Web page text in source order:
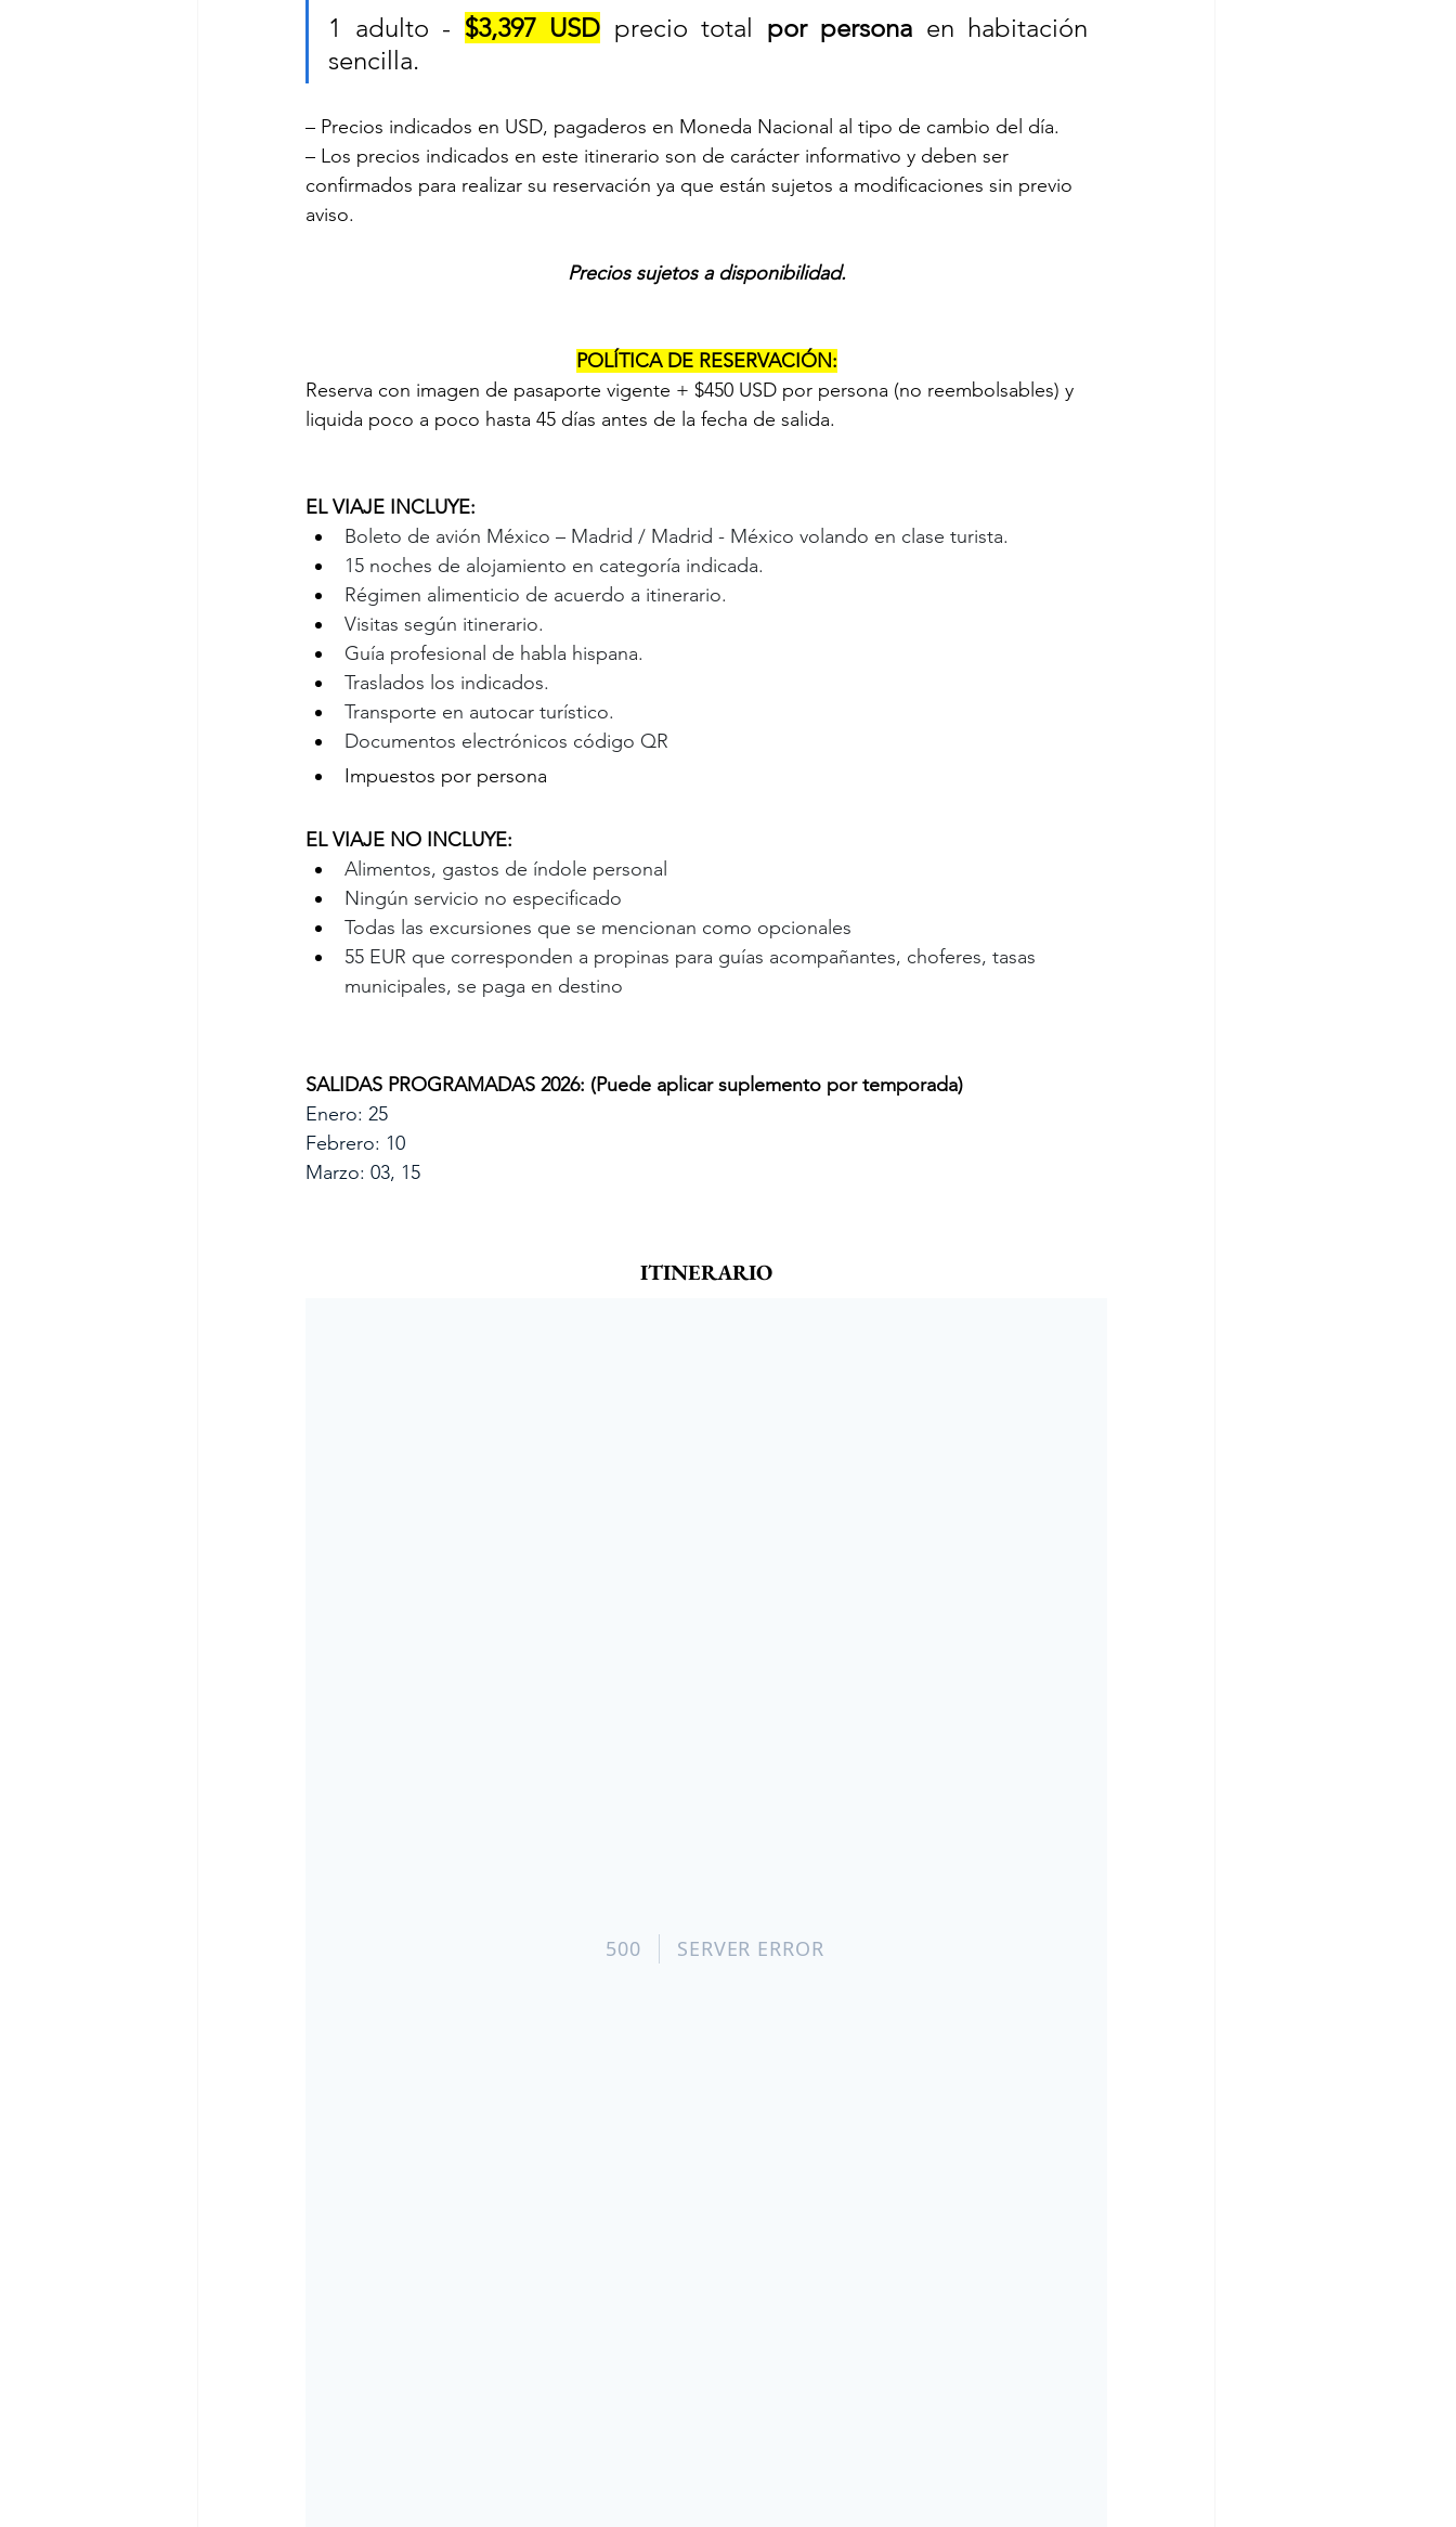
1 adulto - $3,397 USD precio total por persona en habitación
sencilla.
– Precios indicados en USD, pagaderos en Moneda Nacional al tipo de cambio del día.
– Los precios indicados en este itinerario son de carácter informativo y deben ser
confirmados para realizar su reservación ya que están sujetos a modificaciones sin previo
aviso.
Precios sujetos a disponibilidad.
POLÍTICA DE RESERVACIÓN:
Reserva con imagen de pasaporte vigente + $450 USD por persona (no reembolsables) y
liquida poco a poco hasta 45 días antes de la fecha de salida.
EL VIAJE INCLUYE:
Boleto de avión México – Madrid / Madrid - México volando en clase turista.
15 noches de alojamiento en categoría indicada.
Régimen alimenticio de acuerdo a itinerario.
Visitas según itinerario.
Guía profesional de habla hispana.
Traslados los indicados.
Transporte en autocar turístico.
Documentos electrónicos código QR
Impuestos por persona
EL VIAJE NO INCLUYE:
Alimentos, gastos de índole personal
Ningún servicio no especificado
Todas las excursiones que se mencionan como opcionales
55 EUR que corresponden a propinas para guías acompañantes, choferes, tasas
municipales, se paga en destino
SALIDAS PROGRAMADAS 2026: (Puede aplicar suplemento por temporada)
Enero: 25
Febrero: 10
Marzo: 03, 15
ITINERARIO